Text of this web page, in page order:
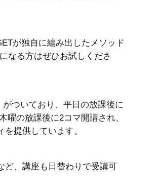
が独自に編み出したメソッド
なる方はぜひお試しくださ
ついており、平日の放課後に
曜の放課後に2コマ開講され、
提供しています。
ど、講座も日替わりで受講可